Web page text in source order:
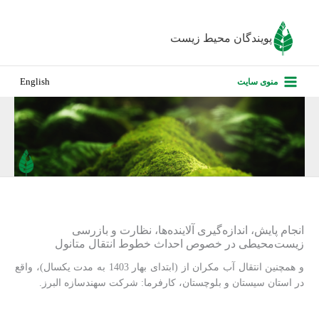
پویندگان محیط زیست
منوی سایت English
انجام پایش، اندازه‌گیری آلاینده‌ها، نظارت و بازرسی
زیست‌محیطی در خصوص احداث خطوط انتقال متانول
و همچنین انتقال آب مکران از (ابتدای بهار 1403 به مدت یکسال)، واقع
در استان سیستان و بلوچستان، کارفرما: شرکت سهندسازه البرز.
درباره ما
پروژه‌های
تماس با ما